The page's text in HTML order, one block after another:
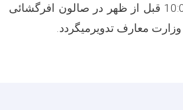
1402 ساعت 10:00 قبل از ظهر در صالون افرگشائی
معارف تدویرمیگردد